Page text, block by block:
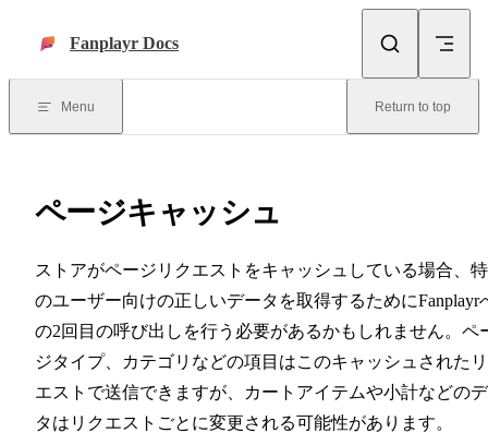
Fanplayr Docs
Menu Return to top
ページキャッシュ
ストアがページリクエストをキャッシュしている場合、
のユーザー向けの正しいデータを取得するためにFanplayr
の2回目の呼び出しを行う必要があるかもしれません。ペ
ジタイプ、カテゴリなどの項目はこのキャッシュされた
エストで送信できますが、カートアイテムや小計などの
タはリクエストごとに変更される可能性があります。